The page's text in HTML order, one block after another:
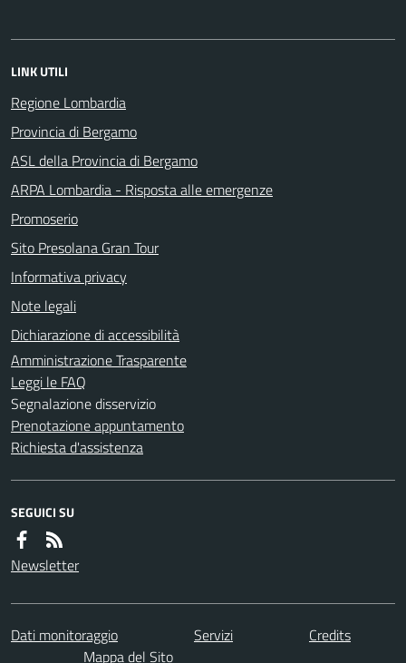
LINK UTILI
Regione Lombardia
Provincia di Bergamo
ASL della Provincia di Bergamo
ARPA Lombardia - Risposta alle emergenze
Promoserio
Sito Presolana Gran Tour
Informativa privacy
Note legali
Dichiarazione di accessibilità
Amministrazione Trasparente
Leggi le FAQ
Segnalazione disservizio
Prenotazione appuntamento
Richiesta d'assistenza
SEGUICI SU
Newsletter
Dati monitoraggio Servizi
Credits
Mappa del Sito